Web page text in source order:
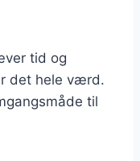
tid og
det hele værd.
til